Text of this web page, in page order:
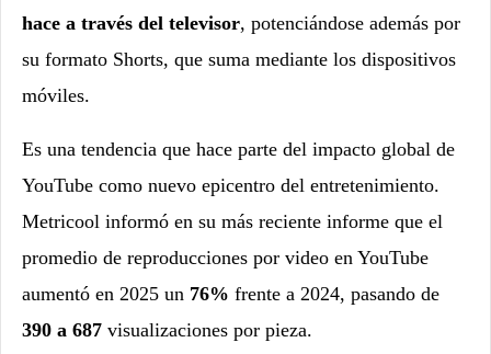
hace a través del televisor, potenciándose además por
su formato Shorts, que suma mediante los dispositivos
móviles.
Es una tendencia que hace parte del impacto global de
YouTube como nuevo epicentro del entretenimiento.
Metricool informó en su más reciente informe que el
promedio de reproducciones por video en YouTube
aumentó en 2025 un 76% frente a 2024, pasando de
390 a 687 visualizaciones por pieza.